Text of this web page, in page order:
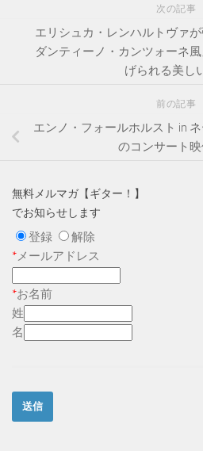
次の記事
エリシュカ・レンハルトヴァ
ダンティーノ・カンツォーネ
げられる美し
前の記事
エンノ・フォールホルスト in
のコンサート映
無料メルマガ【ギター！】
でお知らせします
登録
解除
* メールアドレス
*お名前
姓
名